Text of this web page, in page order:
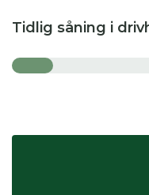
Tidlig såning i